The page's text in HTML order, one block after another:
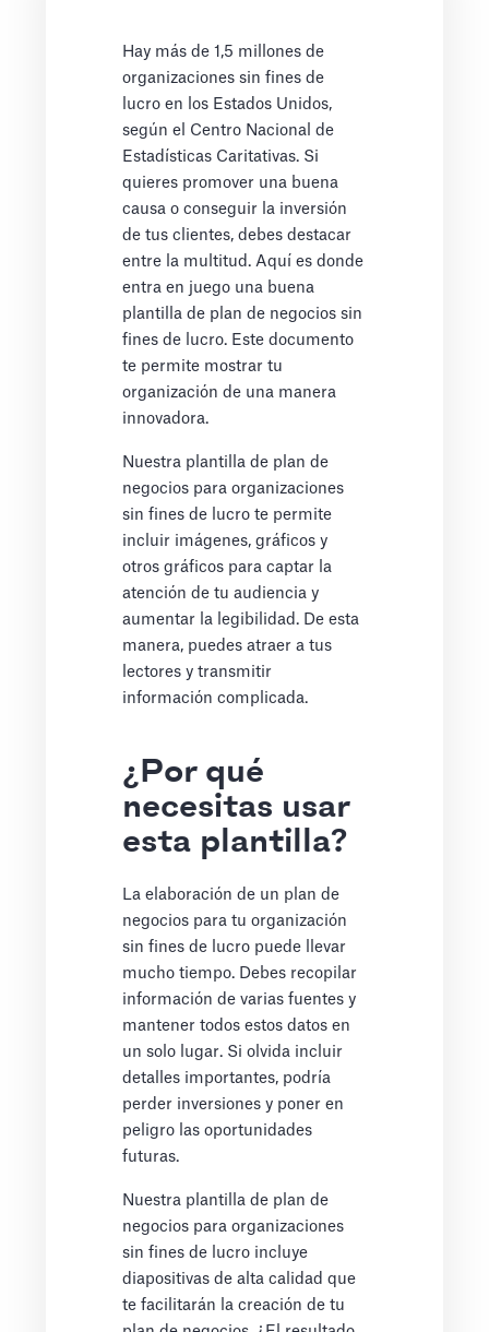
Hay más de 1,5 millones de
organizaciones sin fines de
lucro en los Estados Unidos,
según el Centro Nacional de
Estadísticas Caritativas. Si
quieres promover una buena
causa o conseguir la inversión
de tus clientes, debes destacar
entre la multitud. Aquí es donde
entra en juego una buena
plantilla de plan de negocios sin
fines de lucro. Este documento
te permite mostrar tu
organización de una manera
innovadora.
Nuestra plantilla de plan de
negocios para organizaciones
sin fines de lucro te permite
incluir imágenes, gráficos y
otros gráficos para captar la
atención de tu audiencia y
aumentar la legibilidad. De esta
manera, puedes atraer a tus
lectores y transmitir
información complicada.
¿Por qué
necesitas usar
esta plantilla?
La elaboración de un plan de
negocios para tu organización
sin fines de lucro puede llevar
mucho tiempo. Debes recopilar
información de varias fuentes y
mantener todos estos datos en
un solo lugar. Si olvida incluir
detalles importantes, podría
perder inversiones y poner en
peligro las oportunidades
futuras.
Nuestra plantilla de plan de
negocios para organizaciones
sin fines de lucro incluye
diapositivas de alta calidad que
te facilitarán la creación de tu